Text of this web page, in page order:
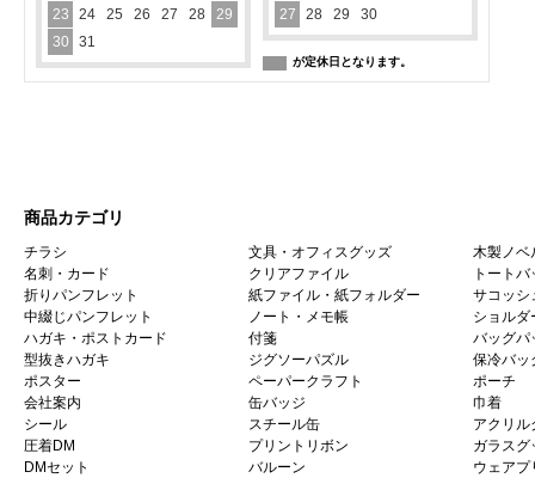
23 24 25 26 27 28
29
30
31
27 28 29 30
が定休日となります。
商品カテゴリ
チラシ
名刺・カード
折りパンフレット
中綴じパンフレット
ハガキ・ポストカード
型抜きハガキ
ポスター
会社案内
シール
圧着DM
DMセット
文具・オフィスグッズ
クリアファイル
紙ファイル・紙フォルダー
ノート・メモ帳
付箋
ジグソーパズル
ペーパークラフト
缶バッジ
スチール缶
プリントリボン
バルーン
木製ノベ
トートバ
サコッシ
ショルダ
バッグパ
保冷バッ
ポーチ
巾着
アクリル
ガラスグ
ウェアプ